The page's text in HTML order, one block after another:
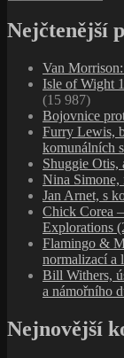
Nejčtenější
Van
Isle of Wight
(15 987)
Bojovnice
Furry Lewis,
komunálních
Shuggie Otis,
Nina Simone,
Jan Arnet, s
Chick Corea
Explorations
Flamingo &
normalizací a
Bill Withers,
a námořního
Nejnovější